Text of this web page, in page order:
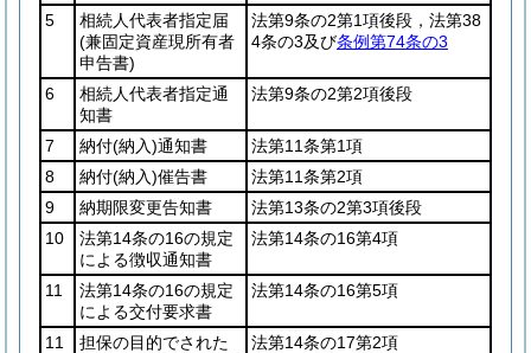
5
相続人代表者指定届
(兼固定資産現所有者
申告書)
法第9条の2第1項後段，法第38
4条の3及び条例第74条の3
6
相続人代表者指定通
知書
法第9条の2第2項後段
7 納付(納入)通知書
法第11条第1項
8
納付(納入)催告書
法第11条第2項
9
納期限変更告知書
法第13条の2第3項後段
10
法第14条の16の規定
による徴収通知書
法第14条の16第4項
11
法第14条の16の規定
による交付要求書
法第14条の16第5項
11
担保の目的でされた
法第14条の17第2項